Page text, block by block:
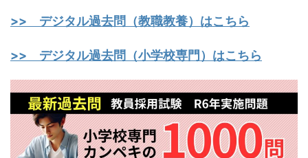
>> デジタル過去問（教職教養）はこちら
>> デジタル過去問（小学校専門）はこちら